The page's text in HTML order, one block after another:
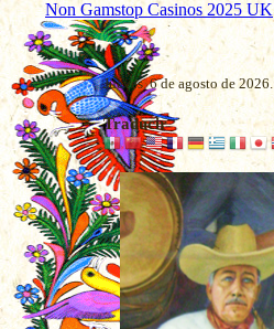
Non Gamstop Casinos 2025 UK
Jueves 6 de agosto de 2026.
Traducir